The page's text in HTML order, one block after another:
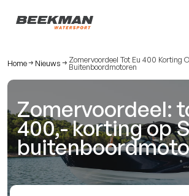
Home Nieuws Zomervoordeel Tot Eu 400 Korting
Buitenboordmotoren
Zomervoordeel:
400,- korting op